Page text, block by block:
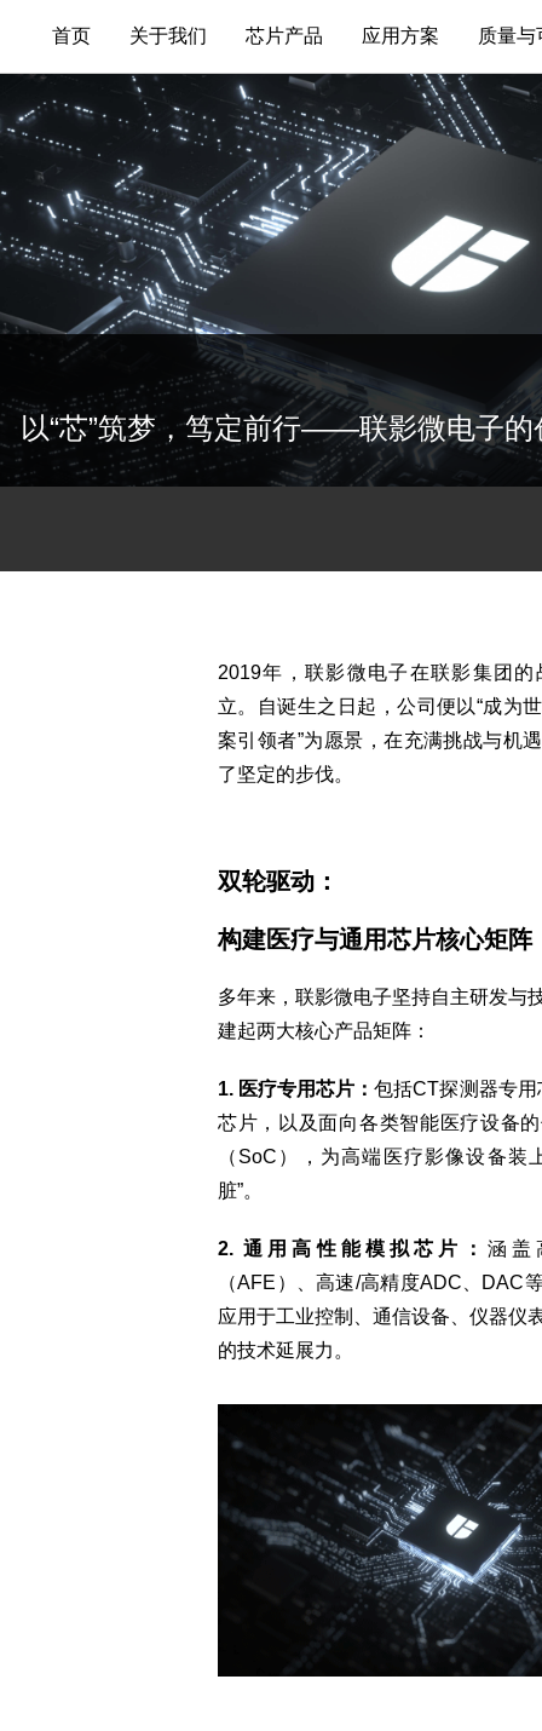
首页 关于我们
关于联影微电子
联系我们
新闻中心
芯片产品
芯片产品
数据转换器
接口和隔离
传感器
高性能AFE
智能SoC
应用方案
医疗
汽车
通信
消费
质量与
以“芯”筑梦，笃定前行——联影微电子的
2019年，联影微电子在联影集团
立。自诞生之日起，公司便以“成为
案引领者”为愿景，在充满挑战与机
了坚定的步伐。
双轮驱动：
构建医疗与通用芯片核心矩阵
多年来，联影微电子坚持自主研发与
建起两大核心产品矩阵：
1. 医疗专用芯片：包括CT探测器专
芯片，以及面向各类智能医疗设备
（SoC），为高端医疗影像设备装
脏”。
2. 通用高性能模拟芯片： 涵盖
（AFE）、高速/高精度ADC、DAC
应用于工业控制、通信设备、仪器仪
的技术延展力。